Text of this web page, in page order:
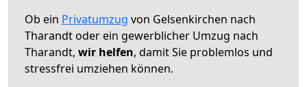
Ob ein Privatumzug von Gelsenkirchen nach
Tharandt oder ein gewerblicher Umzug nach
Tharandt, wir helfen, damit Sie problemlos und
stressfrei umziehen können.